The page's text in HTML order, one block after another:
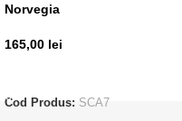
Norvegia
165,00 lei
Cod Produs: SCA7